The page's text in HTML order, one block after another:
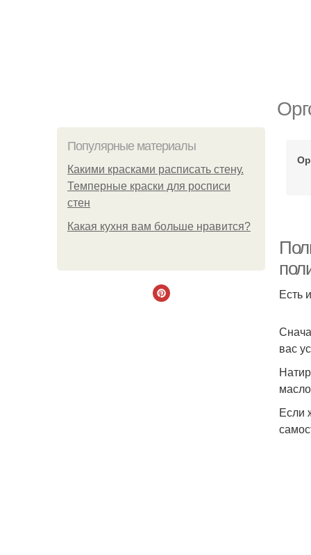
Популярные материалы
Какими красками расписать стену.
Темперные краски для росписи
стен
Какая кухня вам больше нравится?
Есть
вас
Если